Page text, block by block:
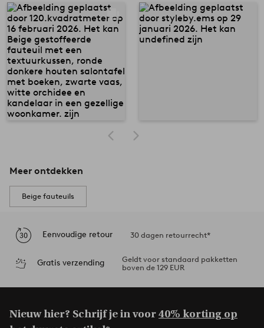
Meer ontdekken
Beige fauteuils
Eenvoudige retour 30 dagen retourrecht*
Gratis verzending
Geldt voor standaard pakketten
boven de 129 EUR
Nieuw hier? Schrijf je in voor40% korting op